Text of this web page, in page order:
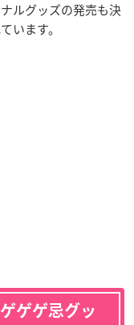
ルグッズの発売も決
います。
ゲゲ忌グッ